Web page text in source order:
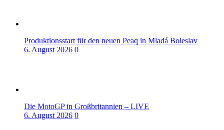
Produktionsstart für den neuen Peaq in Mladá Boleslav
6. August 2026 0
Die MotoGP in Großbritannien – LIVE
6. August 2026 0